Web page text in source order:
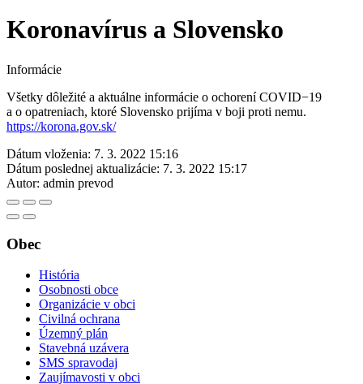
Koronavírus a Slovensko
Informácie
Všetky dôležité a aktuálne informácie o ochorení COVID−19
a o opatreniach, ktoré Slovensko prijíma v boji proti nemu.
https://korona.gov.sk/
Dátum vloženia: 7. 3. 2022 15:16
Dátum poslednej aktualizácie: 7. 3. 2022 15:17
Autor: admin prevod
Obec
História
Osobnosti obce
Organizácie v obci
Civilná ochrana
Územný plán
Stavebná uzávera
SMS spravodaj
Zaujímavosti v obci